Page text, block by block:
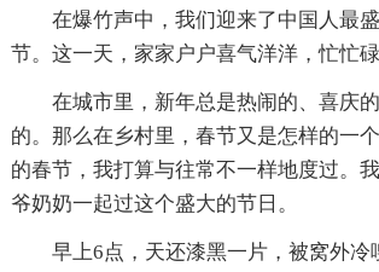
在爆竹声中，我们迎来了中国人最
节。这一天，家家户户喜气洋洋，忙忙
在城市里，新年总是热闹的、喜庆
的。那么在乡村里，春节又是怎样的一
的春节，我打算与往常不一样地度过。
爷奶奶一起过这个盛大的节日。
早上6点，天还漆黑一片，被窝外冷